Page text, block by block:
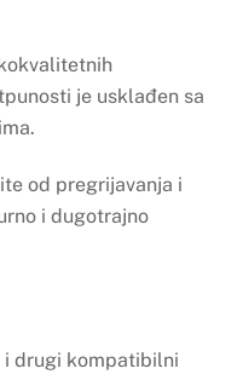
je usklađen sa
od pregrijavanja i
i dugotrajno
i drugi kompatibilni